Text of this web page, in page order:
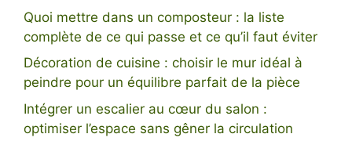
Quoi mettre dans un composteur : la liste
complète de ce qui passe et ce qu’il faut éviter
Décoration de cuisine : choisir le mur idéal à
peindre pour un équilibre parfait de la pièce
Intégrer un escalier au cœur du salon :
optimiser l’espace sans gêner la circulation